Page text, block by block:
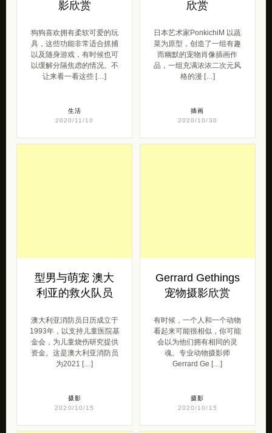
影欣赏
狗狗喜欢拥有柔软可爱的玩
具，这些功能非常适合抓捕
以及随身游戏，有时候也可
以缓解分隔焦虑的情况。不
让来看一看这些 […]
生活
2020/11/10
欣赏
日本艺术家PonkichiM 以蔬
菜为原型，创造了一组有趣
而幽默的宠物肖像插画作
品，一组充满浓浓二次元风
格的漫 […]
插画
2020/10/30
型男与萌宠 澳大
利亚的救火队员
澳大利亚消防员日历成立于
1993年，以支持儿童医院基
金会，为儿童烧伤研究提供
资金。这是澳大利亚消防员
为2021 […]
摄影
2020/10/15
Gerrard Gethings
宠物摄影欣赏
有时候，一个人和一个动物
看起来可能很相似，你可能
会以为他们拥有相同的灵
魂。专业动物摄影师
Gerrard Ge […]
摄影
2020/10/15